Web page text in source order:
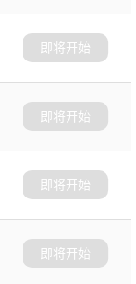
即将开始
即将开始
即将开始
即将开始